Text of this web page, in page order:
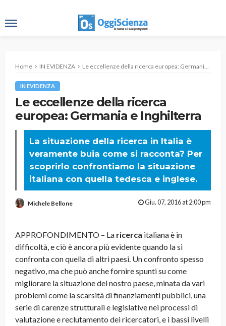
Home IN EVIDENZA Le eccellenze della ricerca europea: Germania e Inghilterra
IN EVIDENZA
Le eccellenze della ricerca
europea: Germania e Inghilterra
La situazione della ricerca in Italia è
veramente buia come si racconta? Per
scoprirlo confrontiamo la situazione
italiana con quella tedesca e inglese.
Michele Bellone Giu. 07, 2016 at 2:00 pm
APPROFONDIMENTO – La ricerca italiana è in
difficoltà, e ciò è ancora più evidente quando la si
confronta con quella di altri paesi. Un confronto spesso
negativo, ma che può anche fornire spunti su come
migliorare la situazione del nostro paese, minata da vari
problemi come la scarsità di finanziamenti pubblici, una
serie di carenze strutturali e legislative nei processi di
valutazione e reclutamento dei ricercatori, e i bassi livelli